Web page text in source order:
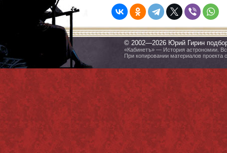
© 2002—2026 Юрий Гирин
«Кабинетъ» — История астрономии.
При копировании материалов проекта